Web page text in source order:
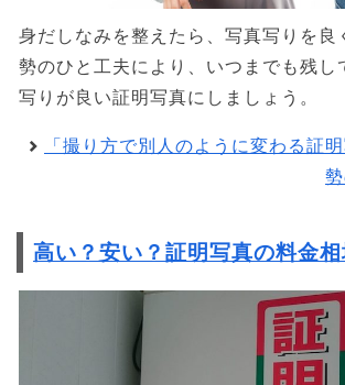
身だしなみを整えたら、写真写りを良
勢のひと工夫により、いつまでも残し
写りが良い証明写真にしましょう。
「撮り方で別人のように変わる証
高い？安い？証明写真の料金